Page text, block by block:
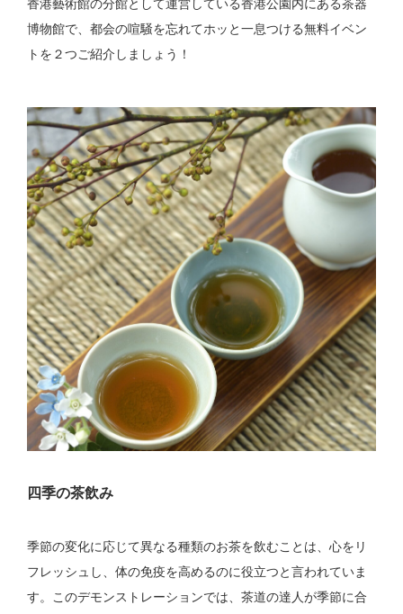
香港藝術館の分館として運営している香港公園内にある茶器
博物館で、都会の喧騒を忘れてホッと一息つける無料イベン
トを２つご紹介しましょう！
四季の茶飲み
季節の変化に応じて異なる種類のお茶を飲むことは、心をリ
フレッシュし、体の免疫を高めるのに役立つと言われていま
す。このデモンストレーションでは、茶道の達人が季節に合